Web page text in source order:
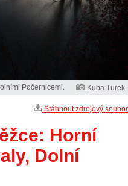
Počernicemi. Kuba Turek
Stáhnout zdrojový soubor
Horní
Dolní